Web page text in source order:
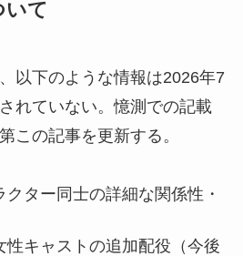
いて
以下のような情報は2026年7
れていない。憶測での記載
この記事を更新する。
ター同士の詳細な関係性・
性キャストの追加配役（今後